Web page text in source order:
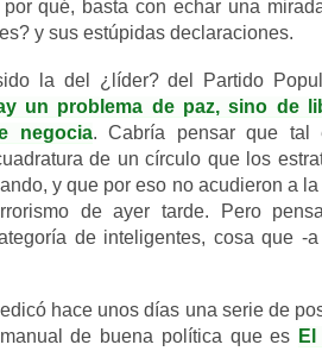
por qué, basta con echar una
y sus estúpidas declaraciones.
la del ¿líder? del Partido
un problema de paz, sino de
negocia. Cabría pensar que tal
de un círculo que los
y que por eso no acudieron a
de ayer tarde. Pero
de inteligentes, cosa que -
hace unos días una serie de
de buena política que es